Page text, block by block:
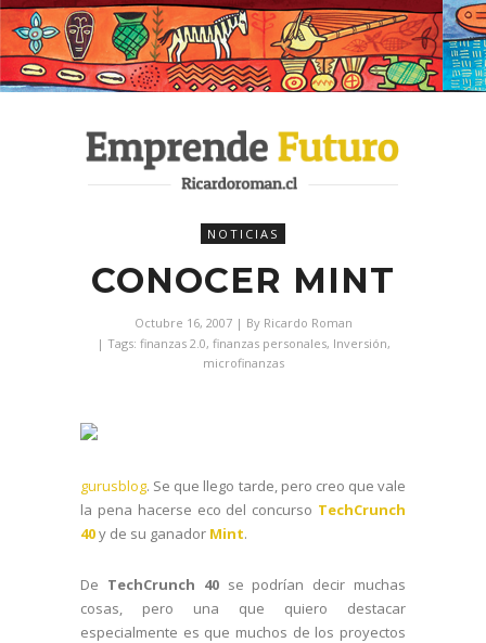
NOTICIAS
CONOCER MINT
Octubre 16, 2007 | By Ricardo Roman
| Tags: finanzas 2.0, finanzas personales, Inversión,
microfinanzas
gurusblog. Se que llego tarde, pero creo que vale
la pena hacerse eco del concurso TechCrunch
40y de su ganador Mint.
De TechCrunch 40se podrían decir muchas
cosas, pero una que quiero destacar
especialmente es que muchos de los proyectos